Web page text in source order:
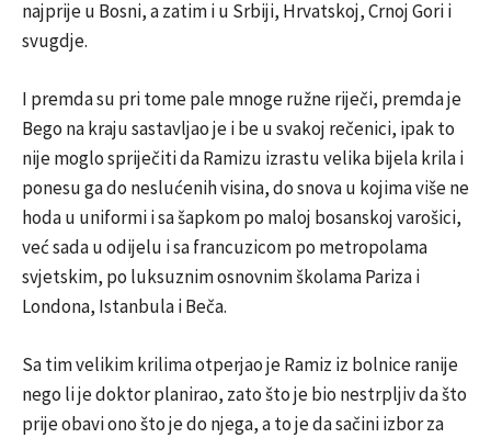
najprije u Bosni, a zatim i u Srbiji, Hrvatskoj, Crnoj Gori i
svugdje.
I premda su pri tome pale mnoge ružne riječi, premda je
Bego na kraju sastavljao je i be u svakoj rečenici, ipak to
nije moglo spriječiti da Ramizu izrastu velika bijela krila i
ponesu ga do neslućenih visina, do snova u kojima više ne
hoda u uniformi i sa šapkom po maloj bosanskoj varošici,
već sada u odijelu i sa francuzicom po metropolama
svjetskim, po luksuznim osnovnim školama Pariza i
Londona, Istanbula i Beča.
Sa tim velikim krilima otperjao je Ramiz iz bolnice ranije
nego li je doktor planirao, zato što je bio nestrpljiv da što
prije obavi ono što je do njega, a to je da sačini izbor za